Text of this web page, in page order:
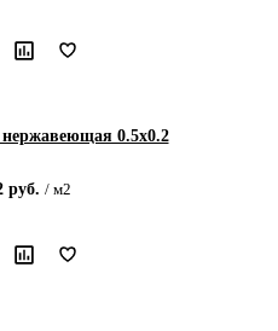
0.5х0.2
руб. / м2